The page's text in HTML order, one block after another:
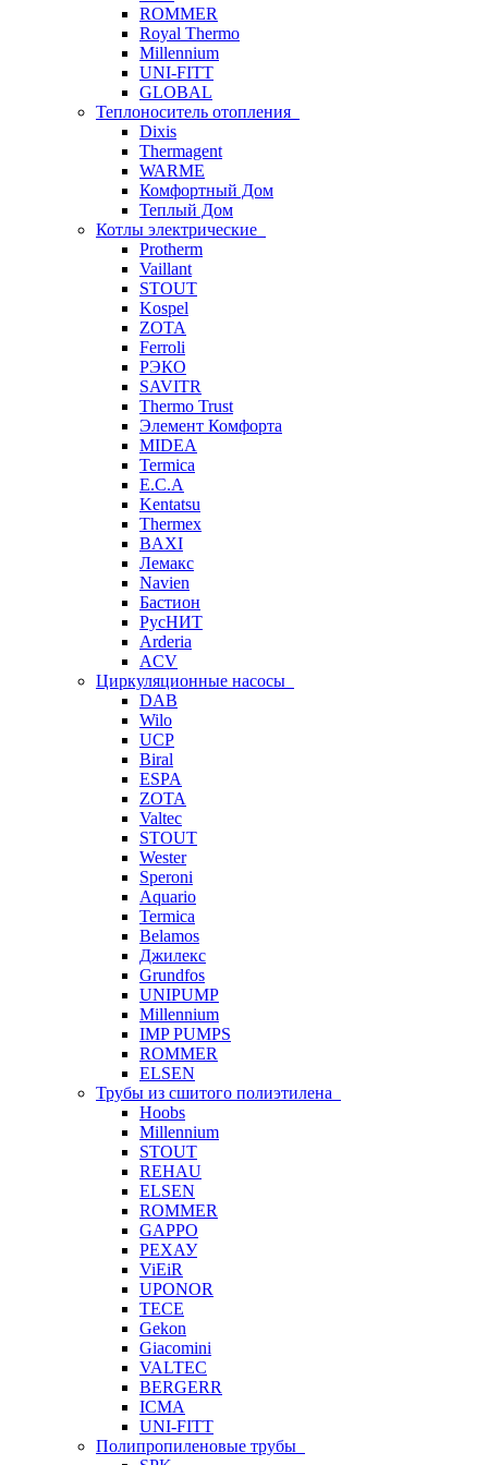
ROMMER
Royal Thermo
Millennium
UNI-FITT
GLOBAL
Теплоноситель отопления
Dixis
Thermagent
WARME
Комфортный Дом
Теплый Дом
Котлы электрические
Protherm
Vaillant
STOUT
Kospel
ZOTA
Ferroli
РЭКО
SAVITR
Thermo Trust
Элемент Комфорта
MIDEA
Termica
E.C.A
Kentatsu
Thermex
BAXI
Лемакс
Navien
Бастион
РусНИТ
Arderia
ACV
Циркуляционные насосы
DAB
Wilo
UCP
Biral
ESPA
ZOTA
Valtec
STOUT
Wester
Speroni
Aquario
Termica
Belamos
Джилекс
Grundfos
UNIPUMP
Millennium
IMP PUMPS
ROMMER
ELSEN
Трубы из сшитого полиэтилена
Hoobs
Millennium
STOUT
REHAU
ELSEN
ROMMER
GAPPO
РЕХАУ
ViEiR
UPONOR
TECE
Gekon
Giacomini
VALTEC
BERGERR
ICMA
UNI-FITT
Полипропиленовые трубы